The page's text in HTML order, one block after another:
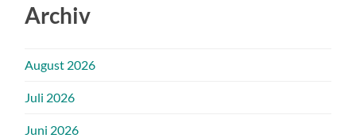
Archiv
August 2026
Juli 2026
Juni 2026